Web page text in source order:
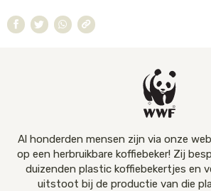
een schonere planeet.
Al honderden mensen zijn via onze
op een herbruikbare koffiebeker! Zij
duizenden plastic koffiebekertjes en
uitstoot bij de productie van die